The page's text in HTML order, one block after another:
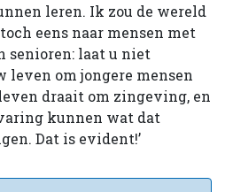
leren. Ik zou de wereld
eens naar mensen met
senioren: laat u niet
leven om jongere mensen
draait om zingeving, en
kunnen wat dat
Dat is evident!’